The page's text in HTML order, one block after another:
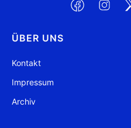
ÜBER UNS
Kontakt
Impressum
Archiv